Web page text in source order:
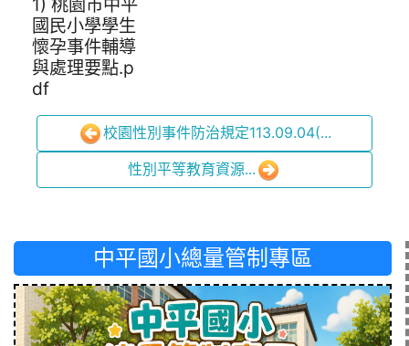
1) 桃園市中平
國民小學學生
懷孕事件輔導
與處理要點.p
df
校園性別事件防治規定113.09.04(...
性別平等教育資源...
中平國小總量管制專區